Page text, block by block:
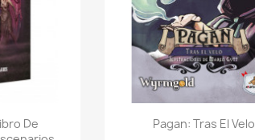
De
Vista rápida
Pagan: Tras El Velo